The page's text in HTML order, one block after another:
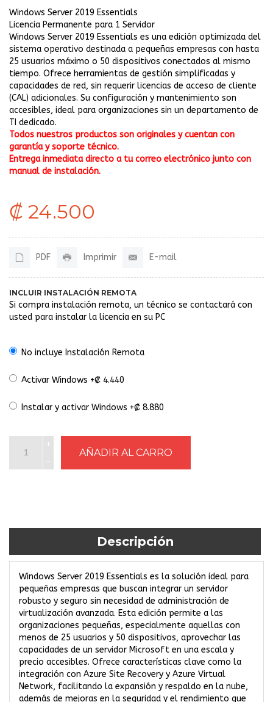
Windows Server 2019 Essentials
Licencia Permanente para 1 Servidor
Windows Server 2019 Essentials es una edición optimizada del
sistema operativo destinada a pequeñas empresas con hasta
25 usuarios máximo o 50 dispositivos conectados al mismo
tiempo. Ofrece herramientas de gestión simplificadas y
capacidades de red, sin requerir licencias de acceso de cliente
(CAL) adicionales. Su configuración y mantenimiento son
accesibles, ideal para organizaciones sin un departamento de
TI dedicado.
Todos nuestros productos son originales y cuentan con
garantía y soporte técnico.
Entrega inmediata directo a tu correo electrónico junto con
manual de instalación.
₡ 24.500
PDF Imprimir E-mail
INCLUIR INSTALACIÓN REMOTA
Si compra instalación remota, un técnico se contactará con
usted para instalar la licencia en su PC
No incluye Instalación Remota
Activar Windows +₡ 4.440
Instalar y activar Windows +₡ 8.880
Descripción
Windows Server 2019 Essentials es la solución ideal para
pequeñas empresas que buscan integrar un servidor
robusto y seguro sin necesidad de administración de
virtualización avanzada. Esta edición permite a las
organizaciones pequeñas, especialmente aquellas con
menos de 25 usuarios y 50 dispositivos, aprovechar las
capacidades de un servidor Microsoft en una escala y
precio accesibles. Ofrece características clave como la
integración con Azure Site Recovery y Azure Virtual
Network, facilitando la expansión y respaldo en la nube,
además de mejoras en la seguridad y el rendimiento que